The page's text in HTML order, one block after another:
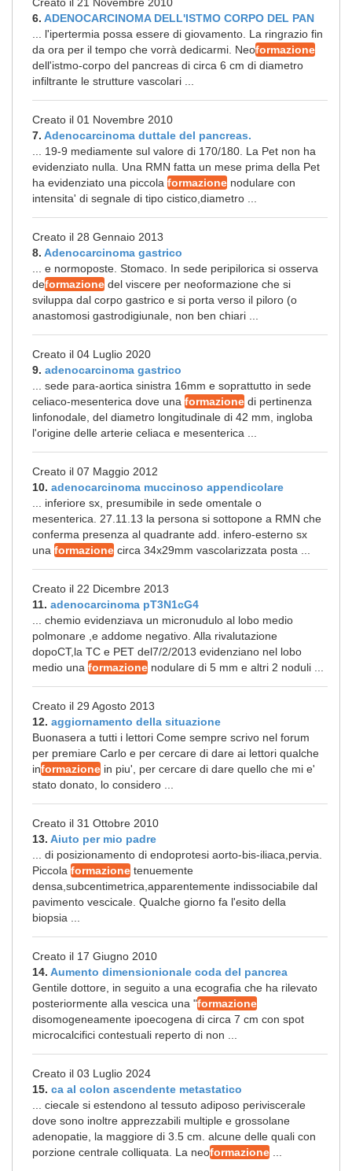
6. ADENOCARCINOMA DELL'ISTMO CORPO DEL PAN
... l'ipertermia possa essere di giovamento. La ringrazio fin
da ora per il tempo che vorrà dedicarmi. Neoformazione
dell'istmo-corpo del pancreas di circa 6 cm di diametro
infiltrante le strutture vascolari ...
Creato il 01 Novembre 2010
7. Adenocarcinoma duttale del pancreas.
... 19-9 mediamente sul valore di 170/180. La Pet non ha
evidenziato nulla. Una RMN fatta un mese prima della Pet
ha evidenziato una piccola formazione nodulare con
intensita' di segnale di tipo cistico,diametro ...
Creato il 28 Gennaio 2013
8. Adenocarcinoma gastrico
... e normoposte. Stomaco. In sede peripilorica si osserva
deformazione del viscere per neoformazione che si
sviluppa dal corpo gastrico e si porta verso il piloro (o
anastomosi gastrodigiunale, non ben chiari ...
Creato il 04 Luglio 2020
9. adenocarcinoma gastrico
... sede para-aortica sinistra 16mm e soprattutto in sede
celiaco-mesenterica dove una formazione di pertinenza
linfonodale, del diametro longitudinale di 42 mm, ingloba
l'origine delle arterie celiaca e mesenterica ...
Creato il 07 Maggio 2012
10. adenocarcinoma muccinoso appendicolare
... inferiore sx, presumibile in sede omentale o
mesenterica. 27.11.13 la persona si sottopone a RMN che
conferma presenza al quadrante add. infero-esterno sx
una formazione circa 34x29mm vascolarizzata posta ...
Creato il 22 Dicembre 2013
11. adenocarcinoma pT3N1cG4
... chemio evidenziava un micronudulo al lobo medio
polmonare ,e addome negativo. Alla rivalutazione
dopoCT,la TC e PET del7/2/2013 evidenziano nel lobo
medio una formazione nodulare di 5 mm e altri 2 noduli ...
Creato il 29 Agosto 2013
12. aggiornamento della situazione
Buonasera a tutti i lettori Come sempre scrivo nel forum
per premiare Carlo e per cercare di dare ai lettori qualche
informazione in piu', per cercare di dare quello che mi e'
stato donato, lo considero ...
Creato il 31 Ottobre 2010
13. Aiuto per mio padre
... di posizionamento di endoprotesi aorto-bis-iliaca,pervia.
Piccola formazione tenuemente
densa,subcentimetrica,apparentemente indissociabile dal
pavimento vescicale. Qualche giorno fa l'esito della
biopsia ...
Creato il 17 Giugno 2010
14. Aumento dimensionionale coda del pancrea
Gentile dottore, in seguito a una ecografia che ha rilevato
posteriormente alla vescica una "formazione
disomogeneamente ipoecogena di circa 7 cm con spot
microcalcifici contestuali reperto di non ...
Creato il 03 Luglio 2024
15. ca al colon ascendente metastatico
... ciecale si estendono al tessuto adiposo periviscerale
dove sono inoltre apprezzabili multiple e grossolane
adenopatie, la maggiore di 3.5 cm. alcune delle quali con
porzione centrale colliquata. La neoformazione